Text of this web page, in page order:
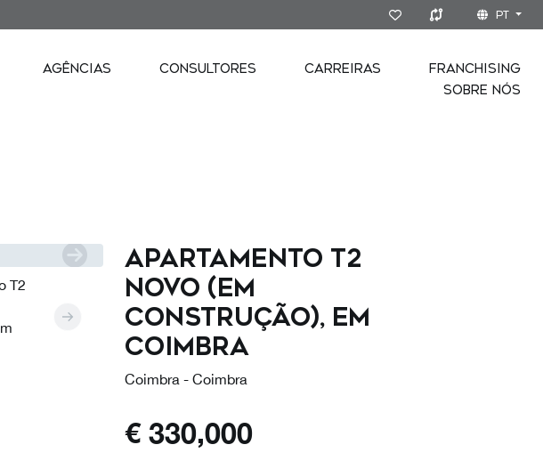
PT
AGÊNCIAS CONSULTORES CARREIRAS
FRANCHISING
SOBRE NÓS
Apartamento T2
novo (em
construção), em
Coimbra
Coimbra - Coimbra
€ 330,000